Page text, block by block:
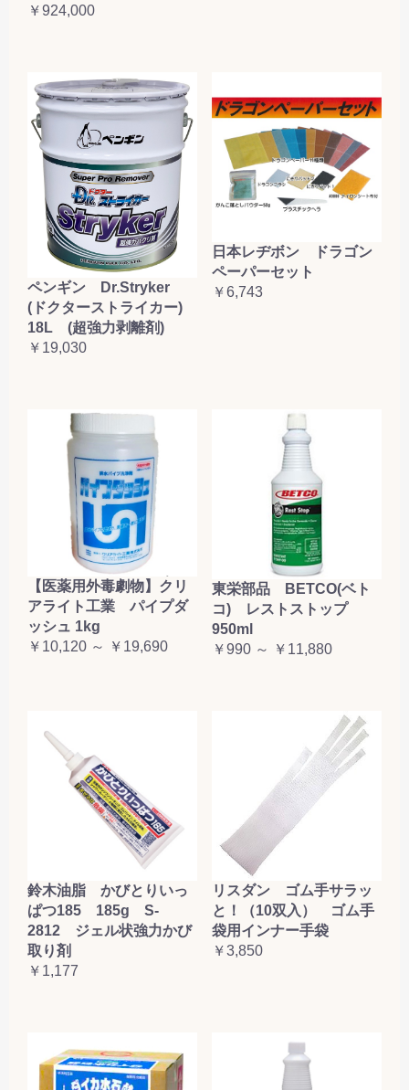
￥924,000
ペンギン Dr.Stryker
(ドクターストライカー)
18L (超強力剥離剤)
￥19,030
日本レヂボン ドラゴン
ペーパーセット
￥6,743
【医薬用外毒劇物】クリ
アライト工業 パイプダ
ッシュ 1kg
￥10,120 ～ ￥19,690
東栄部品 BETCO(ベト
コ) レストストップ
950ml
￥990 ～ ￥11,880
鈴木油脂 かびとりいっ
ぱつ185 185g S-
2812 ジェル状強力かび
取り剤
￥1,177
リスダン ゴム手サラッ
と！（10双入） ゴム手
袋用インナー手袋
￥3,850